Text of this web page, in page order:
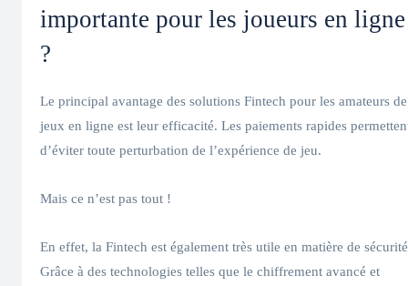
importante pour les joueurs en ligne
?
Le principal avantage des solutions Fintech pour les amateurs de
jeux en ligne est leur efficacité. Les paiements rapides
d’éviter toute perturbation de l’expérience de jeu.
Mais ce n’est pas tout !
En effet, la Fintech est également très utile en matière de
Grâce à des technologies telles que le chiffrement avancé et